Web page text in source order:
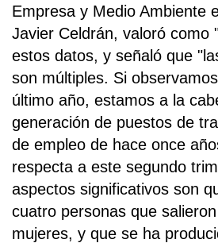
Empresa y Medio Ambiente
Javier Celdrán, valoró como
estos datos, y señaló que
son múltiples. Si
último año, estamos a la
generación de puestos de
de empleo de hace once
respecta a este segundo
aspectos significativos son
cuatro personas que
mujeres, y que se ha